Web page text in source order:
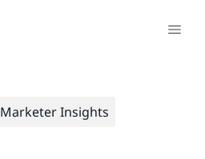
Marketer Insights